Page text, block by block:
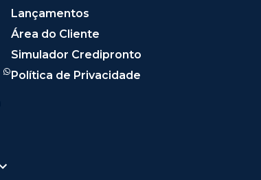
Lançamentos
Área do Cliente
Simulador Credipronto
Política de Privacidade